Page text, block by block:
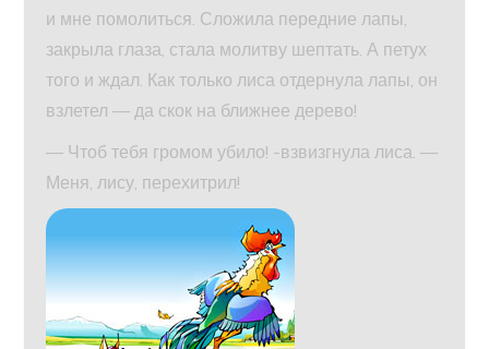
и мне помолиться. Сложила передние лапы,
закрыла глаза, стала молитву шептать. А петух
того и ждал. Как только лиса отдернула лапы, он
взлетел — да скок на ближнее дерево!
— Чтоб тебя громом убило! -взвизгнула лиса. —
Меня, лису, перехитрил!